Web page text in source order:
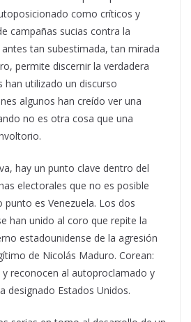
como críticos y
campañas sucias contra la
tan subestimada, tan mirada
permite discernir la verdadera
han utilizado un discurso
algunos han creído ver una
no es otra cosa que una
hay un punto clave dentro del
electorales que no es posible
punto es Venezuela. Los dos
han unido al coro que repite la
estadounidense de la agresión
de Nicolás Maduro. Corean:
y reconocen al autoproclamado y
designado Estados Unidos.